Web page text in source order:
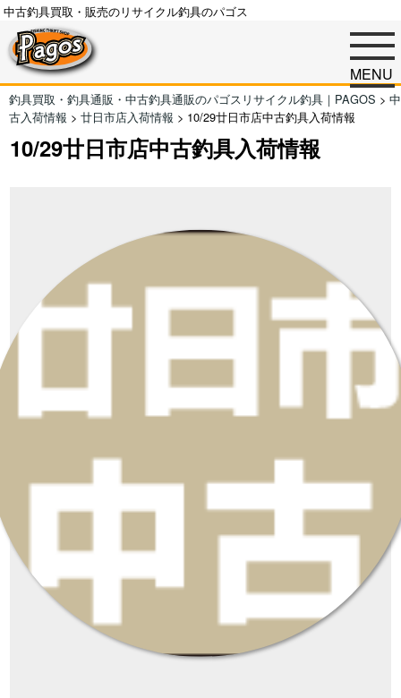
中古釣具買取・販売のリサイクル釣具のパゴス
MENU
釣具買取・釣具通販・中古釣具通販のパゴスリサイクル釣具｜PAGOS > 中
古入荷情報 > 廿日市店入荷情報 > 10/29廿日市店中古釣具入荷情報
10/29廿日市店中古釣具入荷情報